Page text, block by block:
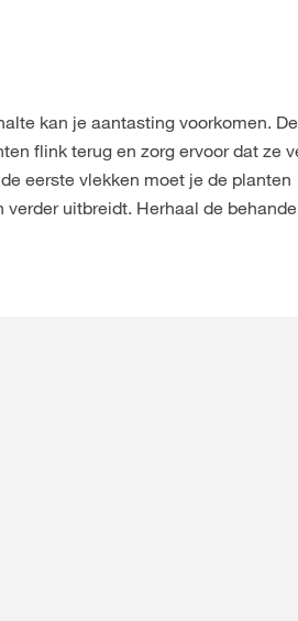
kan je aantasting voorkomen. De
flink terug en zorg ervoor dat ze
eerste vlekken moet je de planten
uitbreidt. Herhaal de